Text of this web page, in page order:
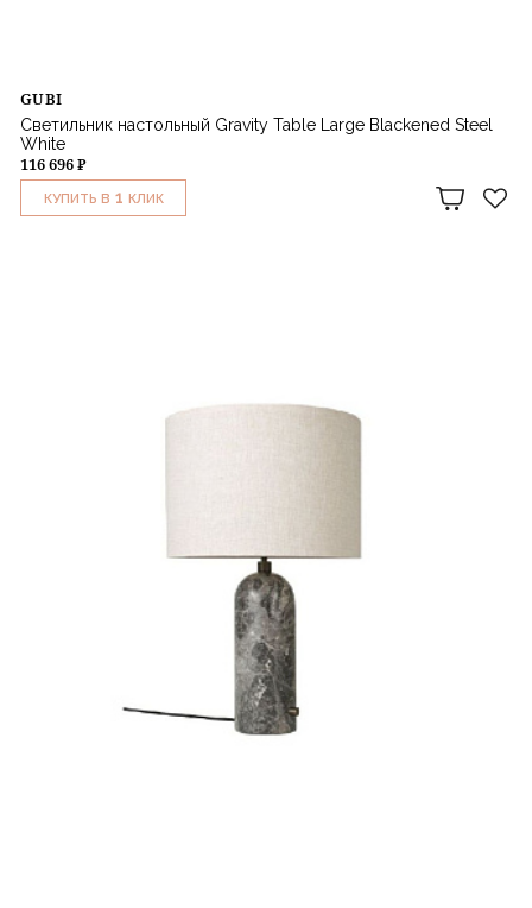
GUBI
Светильник настольный Gravity Table Large Blackened Steel
White
116 696 ₽
КУПИТЬ В 1 КЛИК